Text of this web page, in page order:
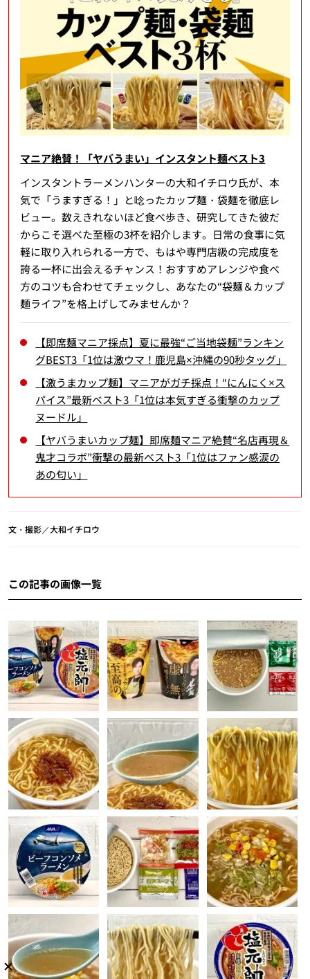
マニア絶賛！「ヤバうまい」インスタント麺ベスト3
インスタントラーメンハンターの大和イチロウ氏が、本
気で「うますぎる！」と唸ったカップ麺・袋麺を徹底レ
ビュー。数えきれないほど食べ歩き、研究してきた彼だ
からこそ選べた至極の3杯を紹介します。日常の食事に気
軽に取り入れられる一方で、もはや専門店級の完成度を
誇る一杯に出会えるチャンス！おすすめアレンジや食べ
方のコツも合わせてチェックし、あなたの“袋麺＆カップ
麺ライフ”を格上げしてみませんか？
【即席麺マニア採点】夏に最強“ご当地袋麺”ランキン
グBEST3「1位は激ウマ！鹿児島×沖縄の90秒タッグ」
【激うまカップ麺】マニアがガチ採点！“にんにく×ス
パイス”最新ベスト3「1位は本気すぎる衝撃のカップ
ヌードル」
【ヤバうまいカップ麺】即席麺マニア絶賛“名店再現＆
鬼才コラボ”衝撃の最新ベスト3「1位はファン感涙の
あの匂い」
文・撮影／大和イチロウ
この記事の画像一覧